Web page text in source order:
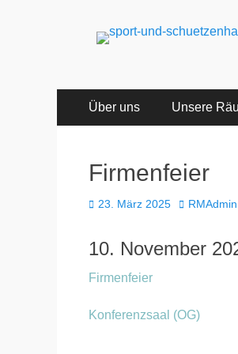
sport-
Sport- und Schützenhaus
Primäres
Menü
Zum
Über uns Unsere
Firmenfeier
Veröffentlicht
23. März 2025 Autor
RMAdmin
10. November
Firmenfeier
Konferenzsaal (OG)